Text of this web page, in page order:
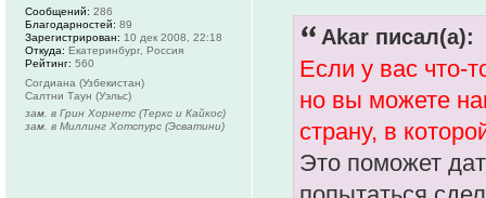
Akar писал(а):
Если у вас что-
но вы можете
страну, в
Это поможет
Сообщений: 286
Благодарностей: 89
Зарегистрирован: 10 дек 2008, 22:18
Откуда: Екатеринбург, Россия
Рейтинг: 560
Согдиана (Узбекистан)
Салтни Таун (Уэльс)
зам. в Грин Хорнетс (Теркс и Кайкос)
зам. в Миллинг Хотспурс (Эсватини)